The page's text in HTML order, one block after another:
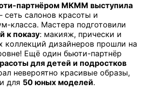
партнёром МКММ выступила
сеть салонов красоты и
класса. Мастера подготовили
к показу: макияж, прически и
коллекций дизайнеров прошли на
Ещё один бьюти-партнёр
для детей и подростков
невероятно красивые образы,
для 50 юных моделей.